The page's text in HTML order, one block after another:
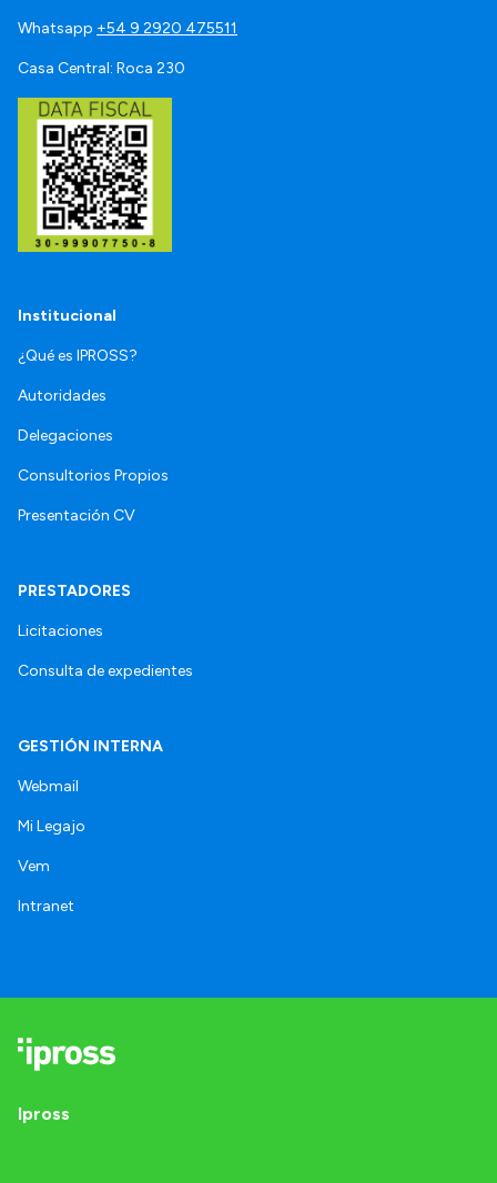
Whatsapp +54 9 2920 475511
Casa Central: Roca 230
Institucional
¿Qué es IPROSS?
Autoridades
Delegaciones
Consultorios Propios
Presentación CV
PRESTADORES
Licitaciones
Consulta de expedientes
GESTIÓN INTERNA
Webmail
Mi Legajo
Vem
Intranet
Ipross